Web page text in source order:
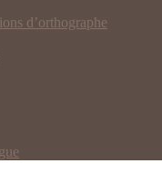
d’orthographe